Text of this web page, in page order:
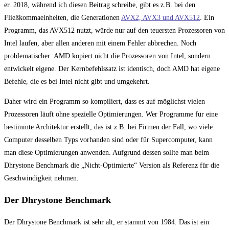
er. 2018, während ich diesen Beitrag schreibe, gibt es z.B. bei den
Fließkommaeinheiten, die Generationen AVX2, AVX3 und AVX512 . Ein
Programm, das AVX512 nutzt, würde nur auf den teuersten Prozessoren von
Intel laufen, aber allen anderen mit einem Fehler abbrechen. Noch
problematischer: AMD kopiert nicht die Prozessoren von Intel, sondern
entwickelt eigene. Der Kernbefehlssatz ist identisch, doch AMD hat eigene
Befehle, die es bei Intel nicht gibt und umgekehrt.
Daher wird ein Programm so kompiliert, dass es auf möglichst vielen
Prozessoren läuft ohne spezielle Optimierungen. Wer Programme für eine
bestimmte Architektur erstellt, das ist z.B. bei Firmen der Fall, wo viele
Computer desselben Typs vorhanden sind oder für Supercomputer, kann
man diese Optimierungen anwenden. Aufgrund dessen sollte man beim
Dhrystone Benchmark die „Nicht-Optimierte“ Version als Referenz für die
Geschwindigkeit nehmen.
Der Dhrystone Benchmark
Der Dhrystone Benchmark ist sehr alt, er stammt von 1984. Das ist ein